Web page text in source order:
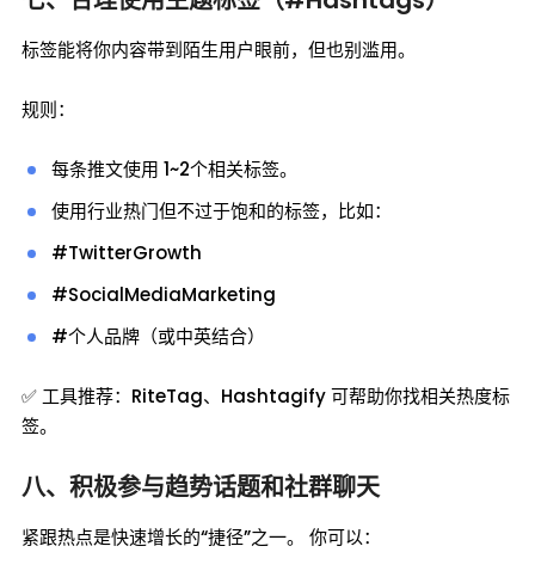
标签能将你内容带到陌生用户眼前，但也别滥用。
规则：
每条推文使用 1~2个相关标签。
使用行业热门但不过于饱和的标签，比如：
#TwitterGrowth
#SocialMediaMarketing
#个人品牌（或中英结合）
✅ 工具推荐：RiteTag、Hashtagify 可帮助你找相关热度标
签。
八、积极参与趋势话题和社群聊天
紧跟热点是快速增长的“捷径”之一。 你可以：